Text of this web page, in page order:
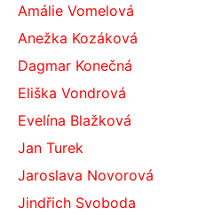
Amálie Vomelová
Anežka Kozáková
Dagmar Konečná
Eliška Vondrová
Evelína Blažková
Jan Turek
Jaroslava Novorová
Jindřich Svoboda